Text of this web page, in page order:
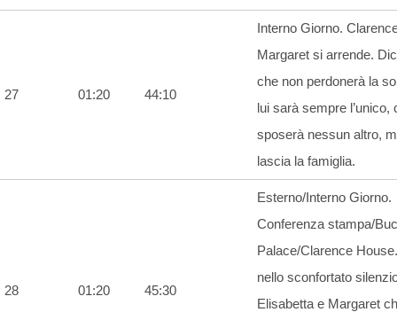
27 01:20 44:10
Interno Giorno.
Margaret si arrende.
che non perdonerà la
lui sarà sempre l’unico,
sposerà nessun altro,
lascia la famiglia.
28 01:20 45:30
Esterno/Interno Giorno.
Conferenza stampa/
Palace/Clarence
nello sconfortato
Elisabetta e Margaret